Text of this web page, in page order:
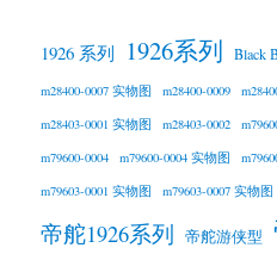
1926 系列 1926系列 Black
m28400-0007 实物图 m28400-0009
m28403-0001 实物图
m28403-0002
m79600-0004
m79600-0004 实物图
m79603-0001 实物图
m79603-0007 实物图
帝舵1926系列 帝舵游侠型